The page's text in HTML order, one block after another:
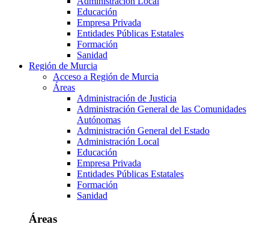
Educación
Empresa Privada
Entidades Públicas Estatales
Formación
Sanidad
Región de Murcia
Acceso a Región de Murcia
Áreas
Administración de Justicia
Administración General de las Comunidades
Autónomas
Administración General del Estado
Administración Local
Educación
Empresa Privada
Entidades Públicas Estatales
Formación
Sanidad
Áreas